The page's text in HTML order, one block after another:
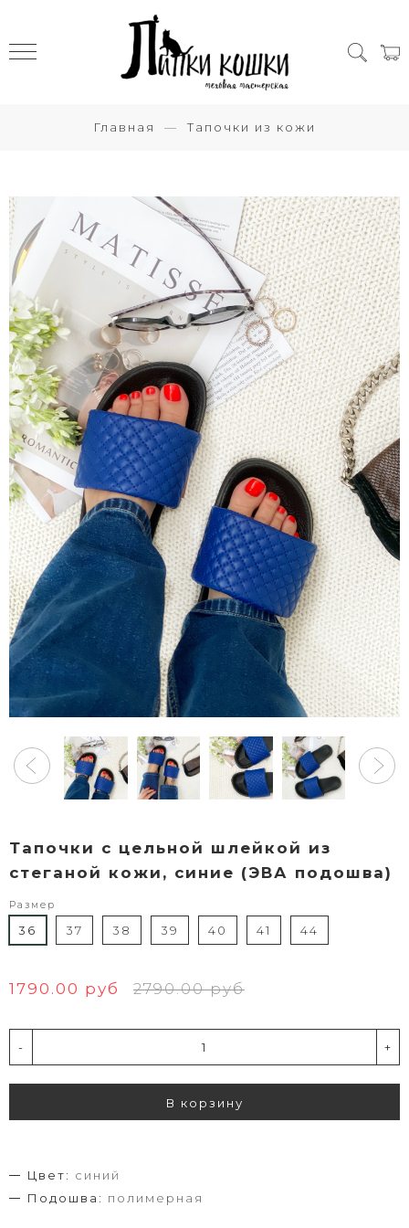
Главная Тапочки из кожи
Тапочки с цельной шлейкой из
стеганой кожи, синие (ЭВА подошва)
Размер
36 37 38 39 40 41 44
1790.00 руб 2790.00 руб
- +
В корзину
Цвет: синий
Подошва: полимерная